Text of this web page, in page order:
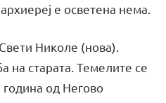
е осветена нема.
Николе (нова).
на старата. Темелите се
од Негово